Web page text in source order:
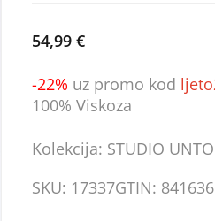
54,99 €
-22% uz promo kod
100% Viskoza
Kolekcija: STUDIO
SKU: 17337GTIN: 841636